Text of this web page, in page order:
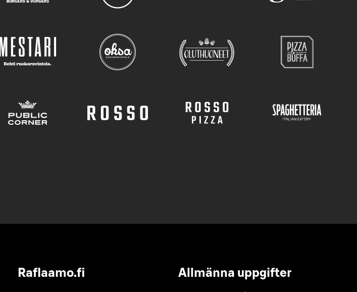
Raflaamo.fi Allmänna uppgifter